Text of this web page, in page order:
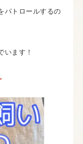
パトロールするの
います！